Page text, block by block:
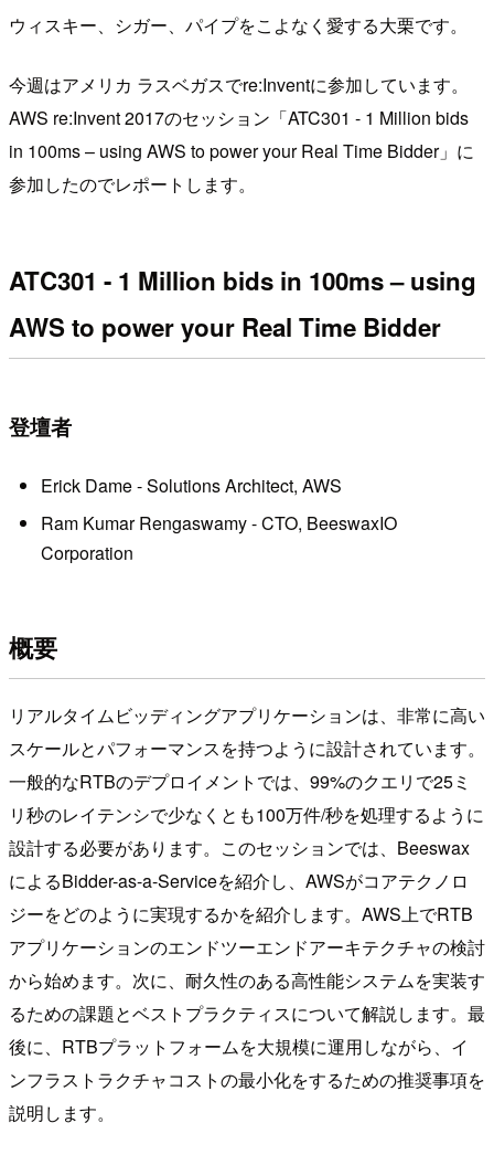
ウィスキー、シガー、パイプをこよなく愛する大栗です。
今週はアメリカ ラスベガスでre:Inventに参加しています。
AWS re:Invent 2017のセッション「ATC301 - 1 Million bids
in 100ms – using AWS to power your Real Time Bidder」に
参加したのでレポートします。
ATC301 - 1 Million bids in 100ms – using
AWS to power your Real Time Bidder
登壇者
Erick Dame - Solutions Architect, AWS
Ram Kumar Rengaswamy - CTO, BeeswaxIO
Corporation
概要
リアルタイムビッディングアプリケーションは、非常に高い
スケールとパフォーマンスを持つように設計されています。
一般的なRTBのデプロイメントでは、99%のクエリで25ミ
リ秒のレイテンシで少なくとも100万件/秒を処理するように
設計する必要があります。このセッションでは、Beeswax
によるBidder-as-a-Serviceを紹介し、AWSがコアテクノロ
ジーをどのように実現するかを紹介します。AWS上でRTB
アプリケーションのエンドツーエンドアーキテクチャの検討
から始めます。次に、耐久性のある高性能システムを実装す
るための課題とベストプラクティスについて解説します。最
後に、RTBプラットフォームを大規模に運用しながら、イ
ンフラストラクチャコストの最小化をするための推奨事項を
説明します。